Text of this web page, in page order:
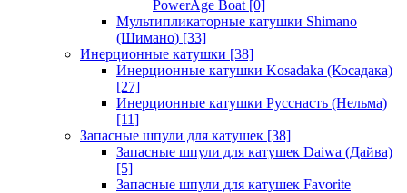
PowerAge Boat [0]
Мультипликаторные катушки Shimano
(Шимано) [33]
Инерционные катушки [38]
Инерционные катушки Kosadaka (Косадака)
[27]
Инерционные катушки Русснасть (Нельма)
[11]
Запасные шпули для катушек [38]
Запасные шпули для катушек Daiwa (Дайва)
[5]
Запасные шпули для катушек Favorite